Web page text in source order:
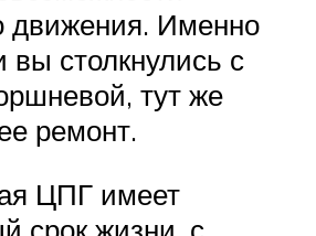
движения. Именно
вы столкнулись с
тут же
ремонт.
ЦПГ имеет